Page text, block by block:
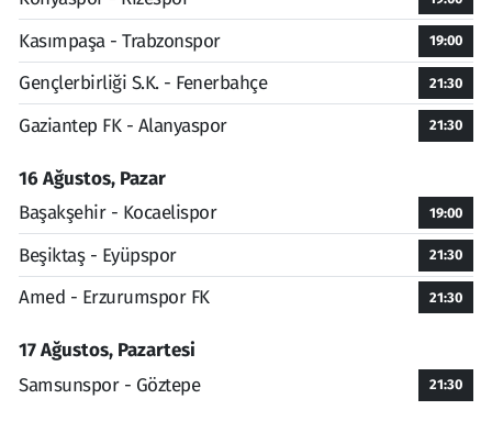
Kasımpaşa - Trabzonspor 19:00
Gençlerbirliği S.K. - Fenerbahçe 21:30
Gaziantep FK - Alanyaspor 21:30
16 Ağustos, Pazar
Başakşehir - Kocaelispor
19:00
Beşiktaş - Eyüpspor 21:30
Amed - Erzurumspor FK 21:30
17 Ağustos, Pazartesi
Samsunspor - Göztepe
21:30